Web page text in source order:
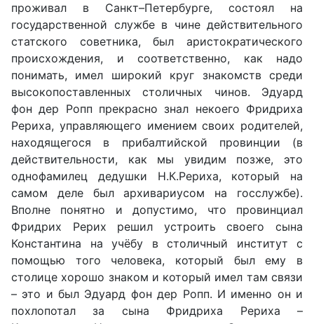
проживал в Санкт–Петербурге, состоял на
государственной службе в чине действительного
статского советника, был аристократического
происхождения, и соответственно, как надо
понимать, имел широкий круг знакомств среди
высокопоставленных столичных чинов. Эдуард
фон дер Ропп прекрасно знал некоего Фридриха
Рериха, управляющего имением своих родителей,
находящегося в прибалтийской провинции (в
действительности, как мы увидим позже, это
однофамилец дедушки Н.К.Рериха, который на
самом деле был архивариусом на госслужбе).
Вполне понятно и допустимо, что провинциал
Фридрих Рерих решил устроить своего сына
Константина на учёбу в столичный институт с
помощью того человека, который был ему в
столице хорошо знаком и который имел там связи
– это и был Эдуард фон дер Ропп. И именно он и
похлопотал за сына Фридриха Рериха –